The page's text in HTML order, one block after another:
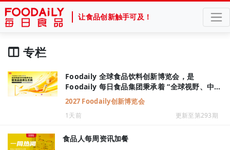
让食品创新触手可及！
专栏
Foodaily 全球食品饮料创新博览会，是
Foodaily 每日食品集团秉承着 “全球视野、中国
机遇、创新加速” 的特色与目标，精心打造的“创
新生态型会展”。至2026年，已经连续举办十一
届，为上千家食品企业提供商业链接价值。 10
博览会将全面聚焦“食品健康”，融合升级为一个
2027 Foodaily创新博览会
1天前 更新至第293期
食品人每周资讯加餐